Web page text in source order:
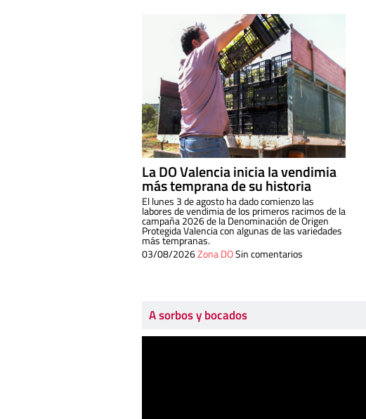
La DO Valencia inicia la vendimia
más temprana de su historia
El lunes 3 de agosto ha dado comienzo las
labores de vendimia de los primeros racimos de la
campaña 2026 de la Denominación de Origen
Protegida Valencia con algunas de las variedades
más tempranas.
03/08/2026Zona DOSin comentarios
A sorbos y bocados